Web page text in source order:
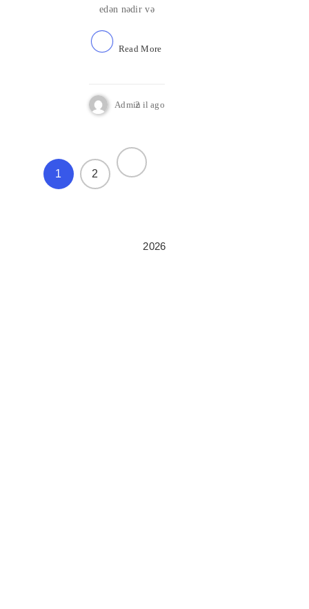
edən nədir və
Read More
Admin2 il ago
1 2
2026